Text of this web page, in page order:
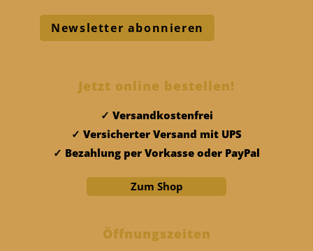
Jetzt online bestellen!
Versandkostenfrei
Versicherter Versand mit UPS
Bezahlung per Vorkasse oder PayPal
Zum Shop
Öffnungszeiten